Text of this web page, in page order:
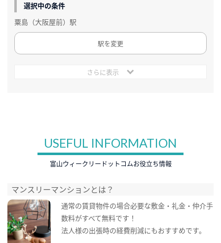
選択中の条件
粟島（大阪屋前）駅
駅を変更
さらに表示
USEFUL INFORMATION
富山ウィークリードットコムお役立ち情報
マンスリーマンションとは？
通常の賃貸物件の場合必要な敷金・礼金・仲介手
数料がすべて無料です！
法人様の出張時の経費削減にもおすすめです。